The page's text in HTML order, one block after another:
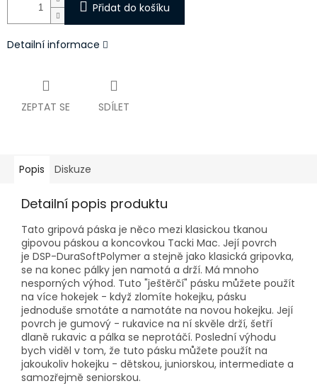
Přidat do košíku
Detailní informace
ZEPTAT SE SDÍLET
Popis Diskuze
Detailní popis produktu
Tato gripová páska je něco mezi klasickou tkanou
gipovou páskou a koncovkou Tacki Mac. Její povrch
je DSP-DuraSoftPolymer a stejně jako klasická gripovka,
se na konec pálky jen namotá a drží. Má mnoho
nesporných výhod. Tuto "ještěrčí" pásku můžete použít
na více hokejek - když zlomíte hokejku, pásku
jednoduše smotáte a namotáte na novou hokejku. Její
povrch je gumový - rukavice na ní skvěle drží, šetří
dlaně rukavic a pálka se neprotáčí. Poslední výhodu
bych viděl v tom, že tuto pásku můžete použít na
jakoukoliv hokejku - dětskou, juniorskou, intermediate a
samozřejmě seniorskou.